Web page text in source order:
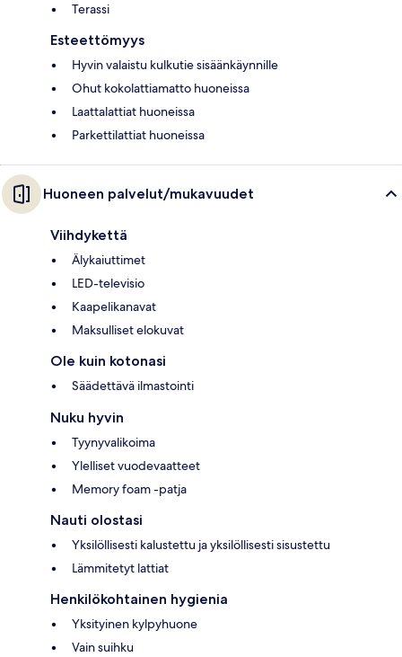
Terassi
Esteettömyys
Hyvin valaistu kulkutie sisäänkäynnille
Ohut kokolattiamatto huoneissa
Laattalattiat huoneissa
Parkettilattiat huoneissa
Huoneen palvelut/mukavuudet
Viihdykettä
Älykaiuttimet
LED-televisio
Kaapelikanavat
Maksulliset elokuvat
Ole kuin kotonasi
Säädettävä ilmastointi
Nuku hyvin
Tyynyvalikoima
Ylelliset vuodevaatteet
Memory foam -patja
Nauti olostasi
Yksilöllisesti kalustettu ja yksilöllisesti sisustettu
Lämmitetyt lattiat
Henkilökohtainen hygienia
Yksityinen kylpyhuone
Vain suihku